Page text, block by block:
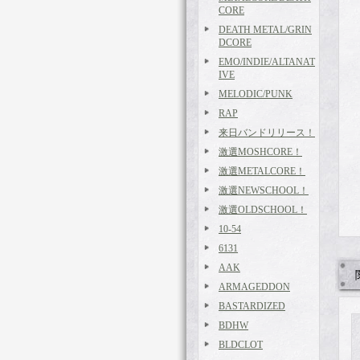
CORE
DEATH METAL/GRIN
DCORE
EMO/INDIE/ALTANAT
IVE
MELODIC/PUNK
RAP
来日バンドリリース！
激選MOSHCORE！
激選METALCORE！
激選NEWSCHOOL！
激選OLDSCHOOL！
10-54
6131
AAK
ARMAGEDDON
BASTARDIZED
BDHW
BLDCLOT